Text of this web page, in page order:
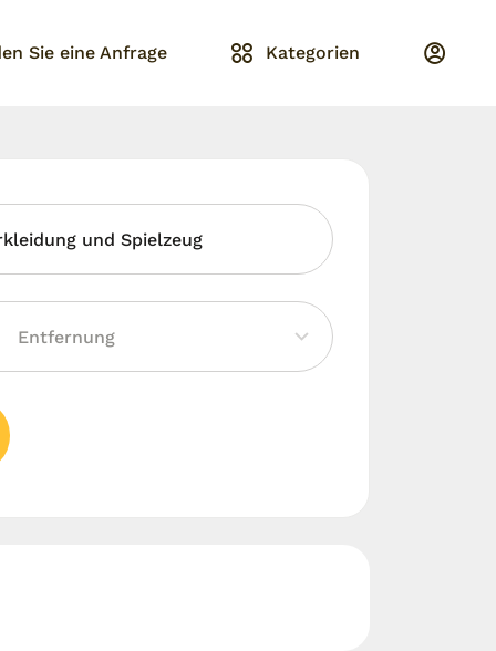
Sie eine Anfrage Kategorien
und Spielzeug